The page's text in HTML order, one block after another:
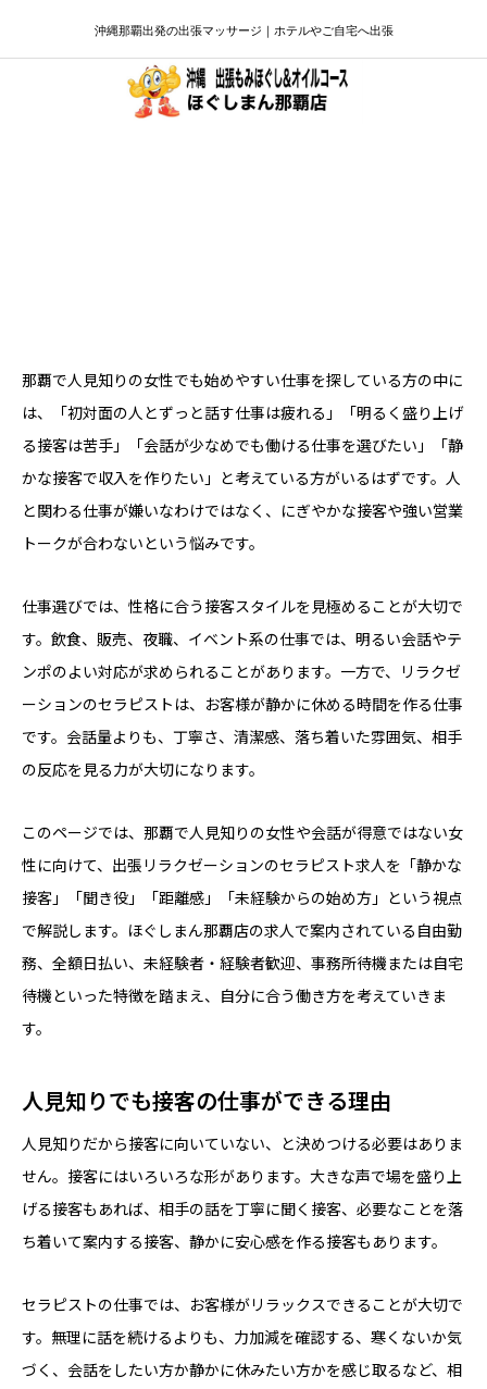
沖縄那覇出発の出張マッサージ｜ホテルやご自宅へ出張
那覇で人見知りの女性でも始めやすい仕事を探している方の中に
は、「初対面の人とずっと話す仕事は疲れる」「明るく盛り上げ
る接客は苦手」「会話が少なめでも働ける仕事を選びたい」「静
かな接客で収入を作りたい」と考えている方がいるはずです。人
と関わる仕事が嫌いなわけではなく、にぎやかな接客や強い営業
トークが合わないという悩みです。
仕事選びでは、性格に合う接客スタイルを見極めることが大切で
す。飲食、販売、夜職、イベント系の仕事では、明るい会話やテ
ンポのよい対応が求められることがあります。一方で、リラクゼ
ーションのセラピストは、お客様が静かに休める時間を作る仕事
です。会話量よりも、丁寧さ、清潔感、落ち着いた雰囲気、相手
の反応を見る力が大切になります。
このページでは、那覇で人見知りの女性や会話が得意ではない女
性に向けて、出張リラクゼーションのセラピスト求人を「静かな
接客」「聞き役」「距離感」「未経験からの始め方」という視点
で解説します。ほぐしまん那覇店の求人で案内されている自由勤
務、全額日払い、未経験者・経験者歓迎、事務所待機または自宅
待機といった特徴を踏まえ、自分に合う働き方を考えていきま
す。
人見知りでも接客の仕事ができる理由
人見知りだから接客に向いていない、と決めつける必要はありま
せん。接客にはいろいろな形があります。大きな声で場を盛り上
げる接客もあれば、相手の話を丁寧に聞く接客、必要なことを落
ち着いて案内する接客、静かに安心感を作る接客もあります。
セラピストの仕事では、お客様がリラックスできることが大切で
す。無理に話を続けるよりも、力加減を確認する、寒くないか気
づく、会話をしたい方か静かに休みたい方かを感じ取るなど、相